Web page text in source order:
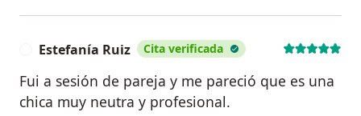
Estefanía Ruiz Cita verificada
Fui a sesión de pareja y me pareció que es una
chica muy neutra y profesional.